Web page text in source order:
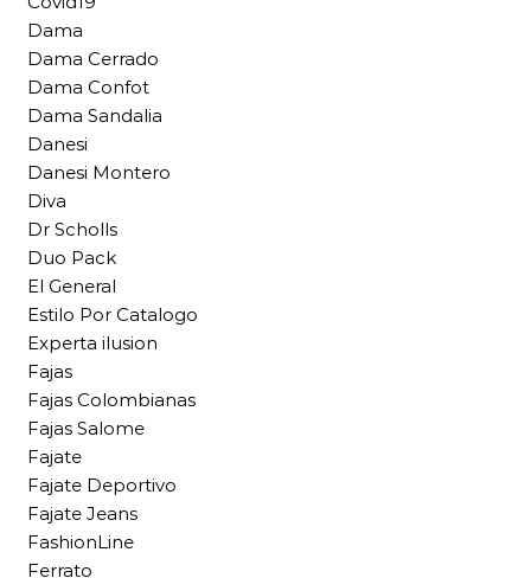
Dama
Dama Cerrado
Dama Confot
Dama Sandalia
Danesi
Danesi Montero
Diva
Dr Scholls
Duo Pack
El General
Estilo Por Catalogo
Experta ilusion
Fajas
Fajas Colombianas
Fajas Salome
Fajate
Fajate Deportivo
Fajate Jeans
FashionLine
Ferrato